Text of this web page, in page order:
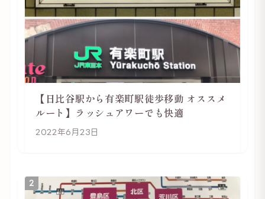
【日比谷駅から有楽町駅徒歩移動 オススメ
ルート】ラッシュアワーでも快適
2022年6月23日
2